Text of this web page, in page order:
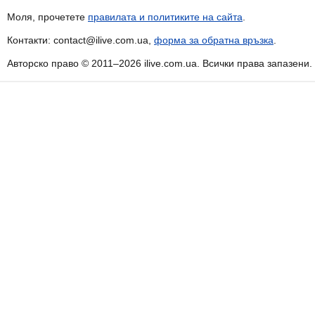
Моля, прочетете правилата и политиките на сайта
Контакти: contact@ilive.com.ua, форма за обратна връзка
Авторско право © 2011–2026 ilive.com.ua. Всички права запазени.